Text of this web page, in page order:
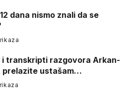
dana nismo znali da se
i transkripti razgovora Arkan-
prelazite ustašam…